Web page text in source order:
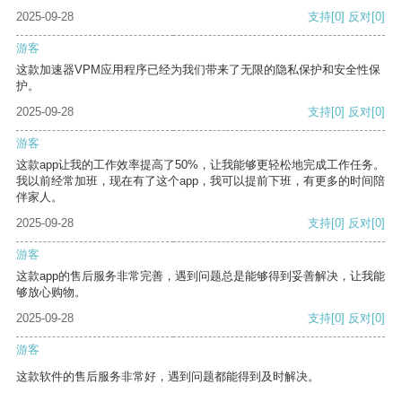
2025-09-28 支持[0] 反对[0]
游客
这款加速器VPM应用程序已经为我们带来了无限的隐私保护和安全性保
护。
2025-09-28
支持[0] 反对[0]
游客
这款app让我的工作效率提高了50%，让我能够更轻松地完成工作任务。
我以前经常加班，现在有了这个app，我可以提前下班，有更多的时间陪
伴家人。
2025-09-28
支持[0] 反对[0]
游客
这款app的售后服务非常完善，遇到问题总是能够得到妥善解决，让我能
够放心购物。
2025-09-28
支持[0] 反对[0]
游客
这款软件的售后服务非常好，遇到问题都能得到及时解决。